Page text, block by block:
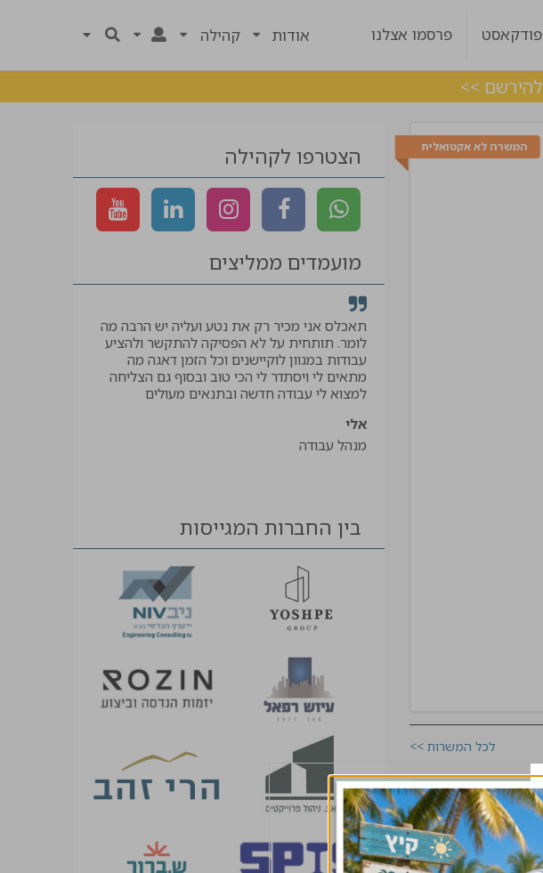
פודקאסט פרסמו אצלנו אודות קהילה
המשרה לא אקטואלית
לכל המשרות >>
שלח קורות חיים
הצטרפו לקהילה
מועמדים ממליצים
תאכלס אני מכיר רק את נטע ועליה יש הרבה מה
לומר. תותחית על לא הפסיקה להתקשר ולהציע
עבודות במגוון לוקיישנים וכל הזמן דאגה מה
מתאים לי ויסתדר לי הכי טוב ובסוף גם הצליחה
למצוא לי עבודה חדשה ובתנאים מעולים
אלי
מנהל עבודה
בין החברות המגייסות